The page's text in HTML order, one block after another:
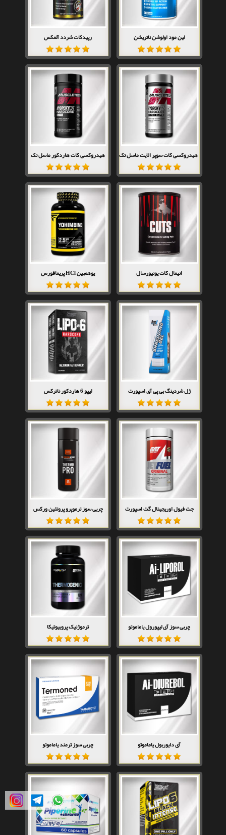
لین مود اولوشن ناتریشن رپیدکات شردد آلمکس
هیدروکسی کات سوپر الایت ماسل تک هیدروکسی کات هاردکور ماسل تک
انیمال کات یونیورسال یوهمبین HCl پریمافورس
ژل شردینگ بی پی آی اسپورت لیپو 6 هاردکور ناترکس
جت فیول اوریجینال گت اسپورت چربی سوز ترموپرو پروتئین ورکس
چربی سوز آی لیپورول یاماموتو ترموژنیک پروبیوتیکا
آی دایوربول یاماموتو چربی سوز ترمند یاماموتو